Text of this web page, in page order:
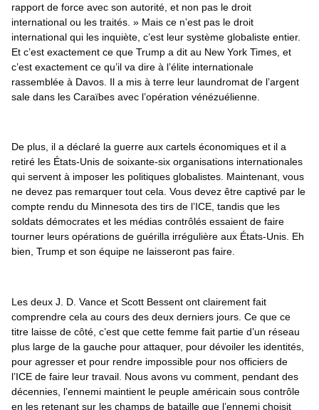
rapport de force avec son autorité, et non pas le droit
international ou les traités. » Mais ce n’est pas le droit
international qui les inquiète, c’est leur système globaliste entier.
Et c’est exactement ce que Trump a dit au New York Times, et
c’est exactement ce qu’il va dire à l’élite internationale
rassemblée à Davos. Il a mis à terre leur laundromat de l’argent
sale dans les Caraïbes avec l’opération vénézuélienne.
De plus, il a déclaré la guerre aux cartels économiques et il a
retiré les États-Unis de soixante-six organisations internationales
qui servent à imposer les politiques globalistes. Maintenant, vous
ne devez pas remarquer tout cela. Vous devez être captivé par le
compte rendu du Minnesota des tirs de l’ICE, tandis que les
soldats démocrates et les médias contrôlés essaient de faire
tourner leurs opérations de guérilla irrégulière aux États-Unis. Eh
bien, Trump et son équipe ne laisseront pas faire.
Les deux J. D. Vance et Scott Bessent ont clairement fait
comprendre cela au cours des deux derniers jours. Ce que ce
titre laisse de côté, c’est que cette femme fait partie d’un réseau
plus large de la gauche pour attaquer, pour dévoiler les identités,
pour agresser et pour rendre impossible pour nos officiers de
l’ICE de faire leur travail. Nous avons vu comment, pendant des
décennies, l’ennemi maintient le peuple américain sous contrôle
en les retenant sur les champs de bataille que l’ennemi choisit